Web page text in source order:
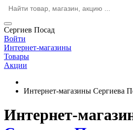
Сергиев Посад
Войти
Интернет-магазины
Товары
Акции
Интернет-магазины Сергиева
Интернет-